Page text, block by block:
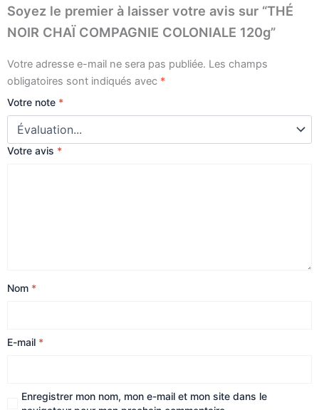
Soyez le premier à laisser votre avis sur “THÉ
NOIR CHAÏ COMPAGNIE COLONIALE 120g”
Votre adresse e-mail ne sera pas publiée. Les champs
obligatoires sont indiqués avec *
Votre note *
Votre avis *
Nom *
E-mail *
Enregistrer mon nom, mon e-mail et mon site dans le